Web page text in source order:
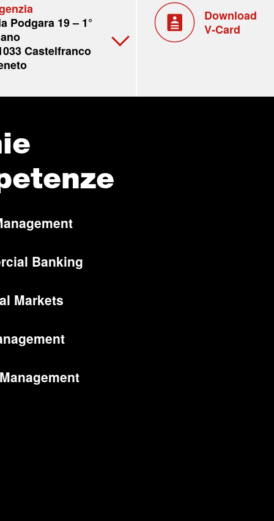
Podgara 19 – 1°
Castelfranco
Download
V-Card
Banking
Markets